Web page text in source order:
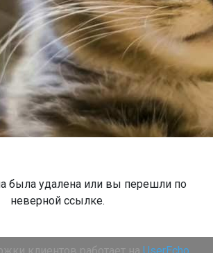
была удалена или вы перешли по
неверной ссылке.